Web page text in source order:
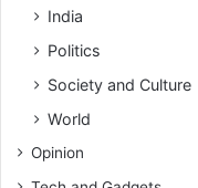
India
Politics
Society and Culture
World
Opinion